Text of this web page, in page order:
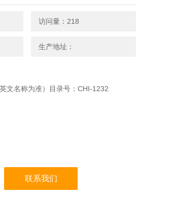
访问量：218
生产地址：
文名称为准）目录号：CHI-1232
联系我们